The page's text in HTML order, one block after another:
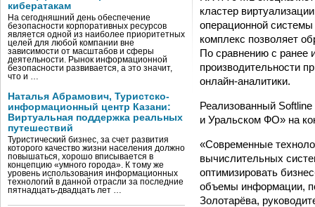
кибератакам
На сегодняшний день обеспечение
безопасности корпоративных ресурсов
является одной из наиболее приоритетных
целей для любой компании вне
зависимости от масштабов и сферы
деятельности. Рынок информационной
безопасности развивается, а это значит,
что и …
Наталья Абрамович, Туристско-
информационный центр Казани:
Виртуальная поддержка реальных
путешествий
Туристический бизнес, за счет развития
которого качество жизни населения должно
повышаться, хорошо вписывается в
концепцию «умного города». К тому же
уровень использования информационных
технологий в данной отрасли за последние
пятнадцать-двадцать лет …
кластер
операционной
комплекс позволяет
По сравнению с ранее
производительности
онлайн-аналитики.
Реализованный
и Уральском ФО» на
«Современные
вычислительных
оптимизировать
объемы информации,
Золотарёва,